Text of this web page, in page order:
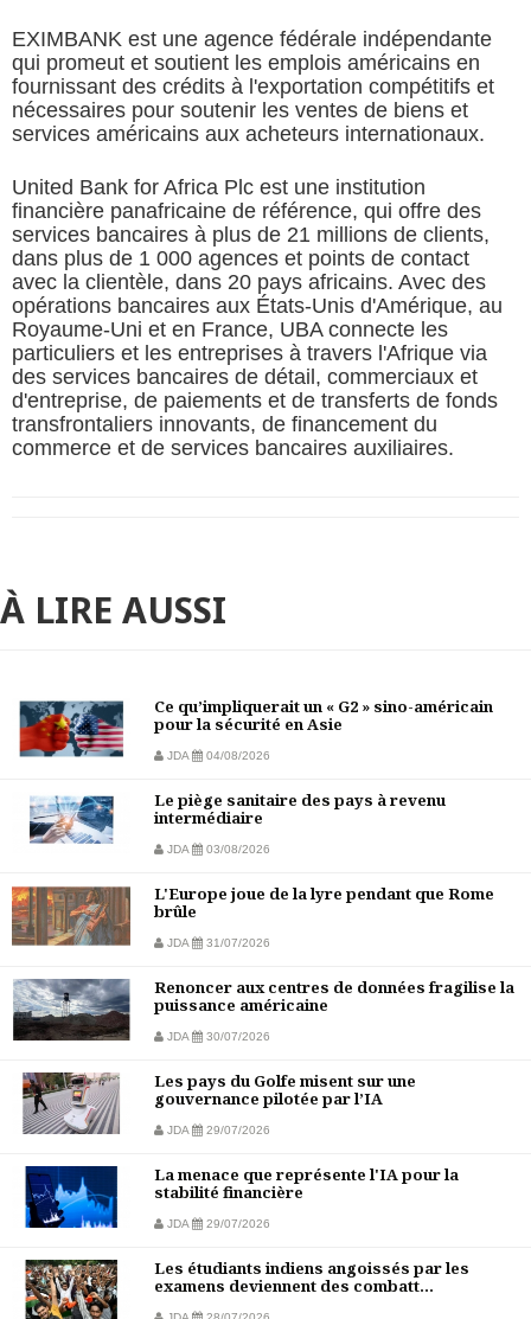
EXIMBANK est une agence fédérale indépendante
qui promeut et soutient les emplois américains en
fournissant des crédits à l'exportation compétitifs et
nécessaires pour soutenir les ventes de biens et
services américains aux acheteurs internationaux.
United Bank for Africa Plc est une institution
financière panafricaine de référence, qui offre des
services bancaires à plus de 21 millions de clients,
dans plus de 1 000 agences et points de contact
avec la clientèle, dans 20 pays africains. Avec des
opérations bancaires aux États-Unis d'Amérique, au
Royaume-Uni et en France, UBA connecte les
particuliers et les entreprises à travers l'Afrique via
des services bancaires de détail, commerciaux et
d'entreprise, de paiements et de transferts de fonds
transfrontaliers innovants, de financement du
commerce et de services bancaires auxiliaires.
À LIRE AUSSI
Ce qu’impliquerait un « G2 » sino-américain
pour la sécurité en Asie
JDA 04/08/2026
Le piège sanitaire des pays à revenu
intermédiaire
JDA 03/08/2026
L'Europe joue de la lyre pendant que Rome
brûle
JDA 31/07/2026
Renoncer aux centres de données fragilise la
puissance américaine
JDA 30/07/2026
Les pays du Golfe misent sur une
gouvernance pilotée par l’IA
JDA 29/07/2026
La menace que représente l'IA pour la
stabilité financière
JDA 29/07/2026
Les étudiants indiens angoissés par les
examens deviennent des combatt...